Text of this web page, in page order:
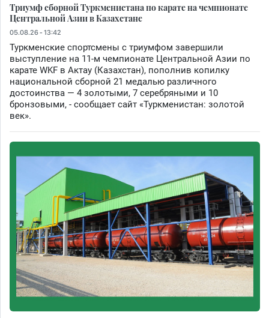
Триумф сборной Туркменистана по карате на чемпионате
Центральной Азии в Казахстане
05.08.26 - 13:42
Туркменские спортсмены с триумфом завершили
выступление на 11-м чемпионате Центральной Азии по
карате WKF в Актау (Казахстан), пополнив копилку
национальной сборной 21 медалью различного
достоинства — 4 золотыми, 7 серебряными и 10
бронзовыми, - сообщает сайт «Туркменистан: золотой
век».